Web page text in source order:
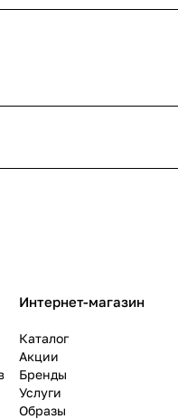
Интернет-магазин
Каталог
Акции
Бренды
Услуги
Образы